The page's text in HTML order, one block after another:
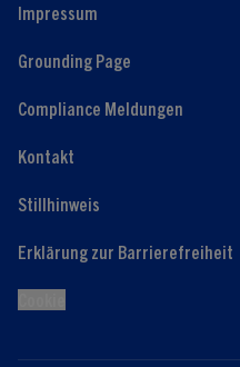
Impressum
Grounding Page
Compliance Meldungen
Kontakt
Stillhinweis
Erklärung zur Barrierefreiheit